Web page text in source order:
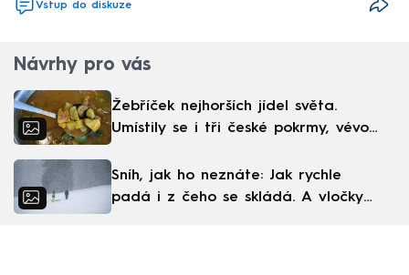
Vstup do diskuze
Návrhy pro vás
Žebříček nejhorších jídel světa.
Umístily se i tři české pokrmy, vévodí
Sníh, jak ho neznáte: Jak rychle
padá i z čeho se skládá. A vločky